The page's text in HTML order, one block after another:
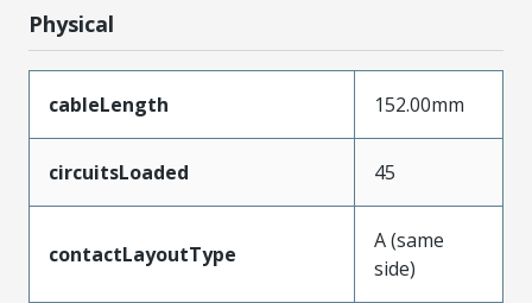
Physical
cableLength 152.00mm
circuitsLoaded 45
contactLayoutType
A (same
side)